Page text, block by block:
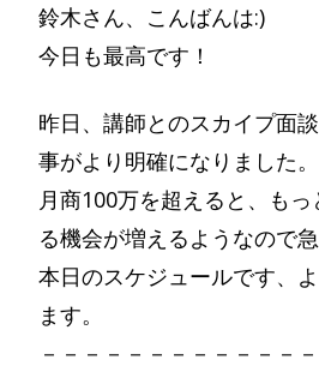
鈴木さん、こんばんは:)
今日も最高です！
昨日、講師とのスカイプ面
事がより明確になりました。
月商100万を超えると、も
る機会が増えるようなので
本日のスケジュールです、
ます。
－－－－－－－－－－－－